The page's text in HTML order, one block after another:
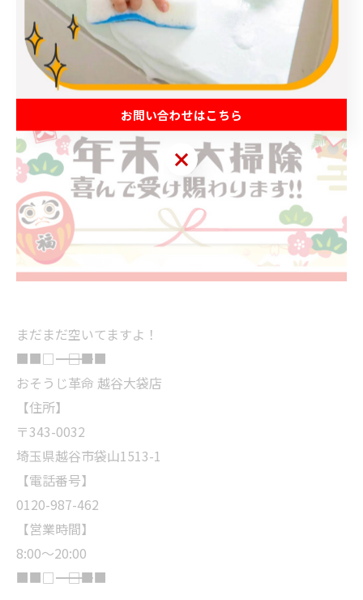
大掃除のご依頼は、おそうじ革命・越谷大袋店まで！！
お待ちしてま～す。
まだまだ空いてますよ！
■■□―――――――――――――――――――□■■
おそうじ革命 越谷大袋店
【住所】
〒343-0032
埼玉県越谷市袋山1513-1
【電話番号】
0120-987-462
【営業時間】
8:00～20:00
■■□―――――――――――――――――――□■■
お問い合わせはこちら
お問い合わせはこちら